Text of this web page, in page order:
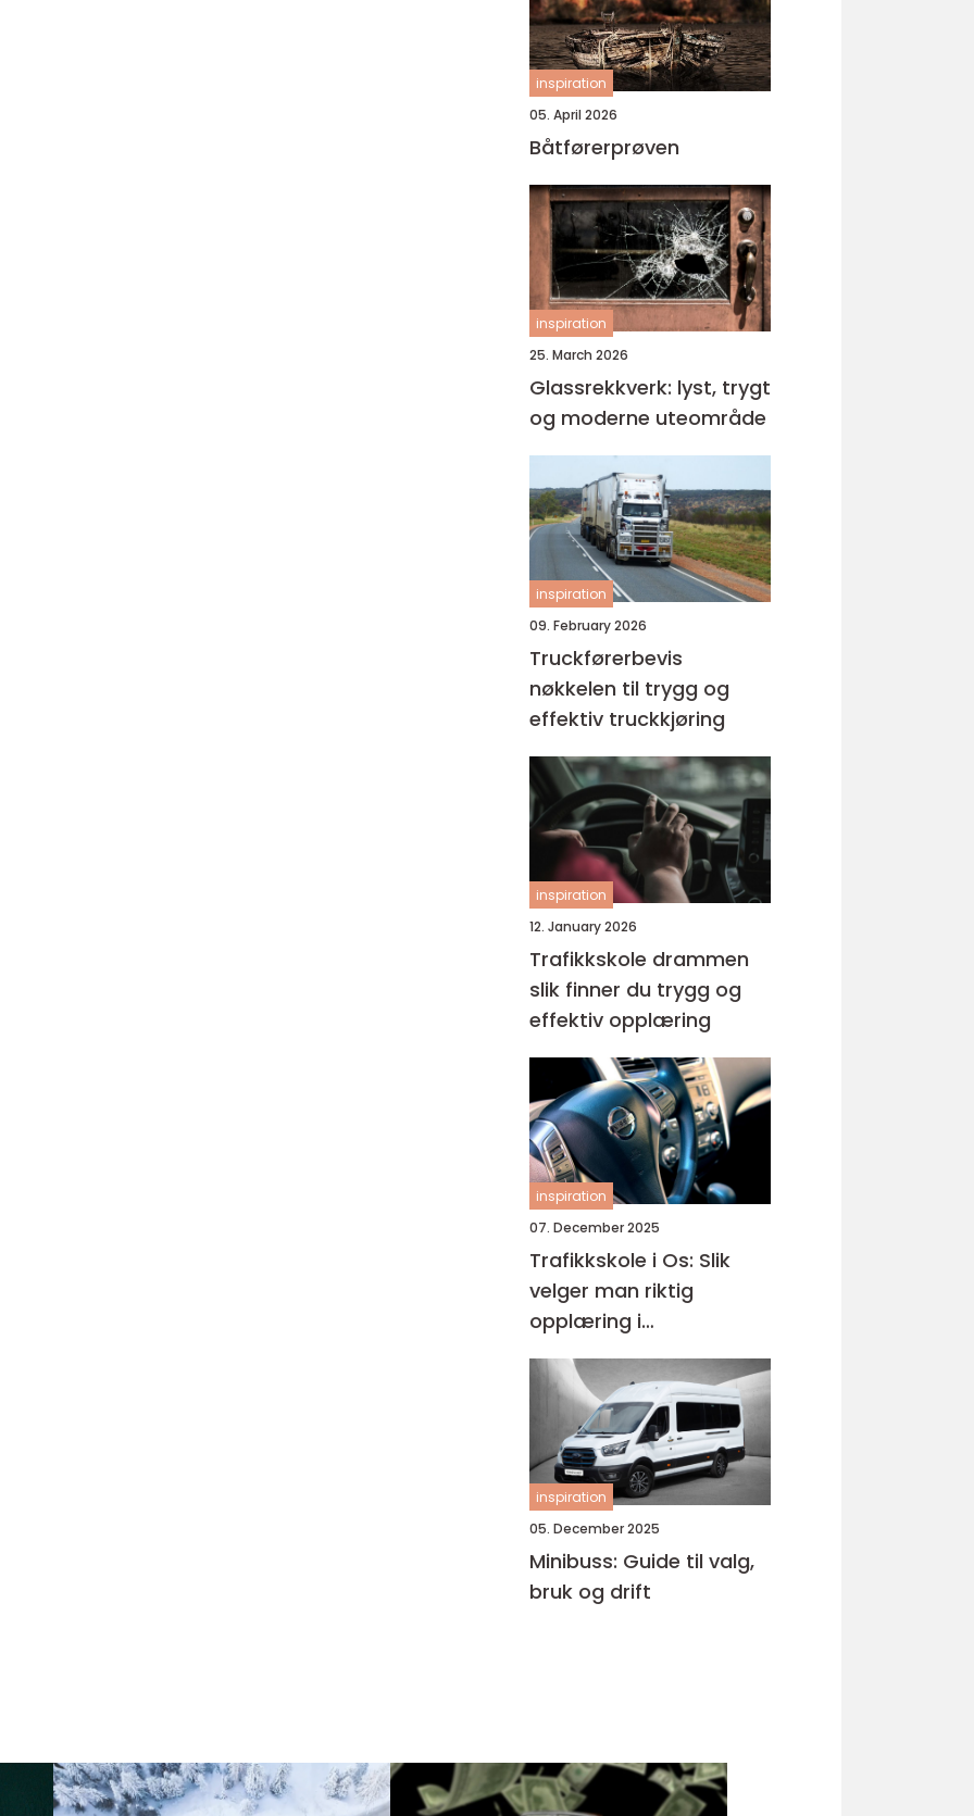
inspiration
05. April 2026
Båtførerprøven
inspiration
25. March 2026
Glassrekkverk: lyst, trygt
og moderne uteområde
inspiration
09. February 2026
Truckførerbevis
nøkkelen til trygg og
effektiv truckkjøring
inspiration
12. January 2026
Trafikkskole drammen
slik finner du trygg og
effektiv opplæring
inspiration
07. December 2025
Trafikkskole i Os: Slik
velger man riktig
opplæring i
Bjørnafjorden
inspiration
05. December 2025
Minibuss: Guide til valg,
bruk og drift